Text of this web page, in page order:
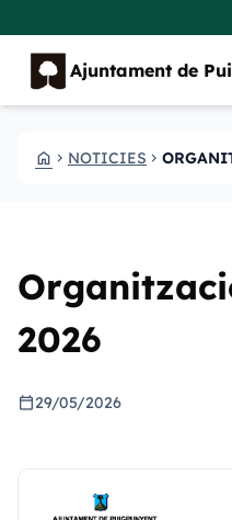
Ajuntament de
HOME CHEVRON_RIGHT NOTICIES CHEVRON_RIGHT
2026
calendar_today29/05/2026